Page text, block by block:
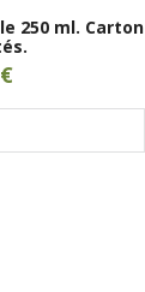
250 ml. Carton